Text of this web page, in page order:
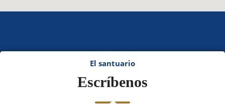
El santuario
Escríbenos